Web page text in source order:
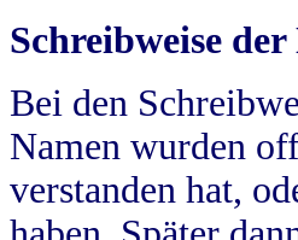
Schreibweise der
Bei den
Namen wurden
verstanden hat,